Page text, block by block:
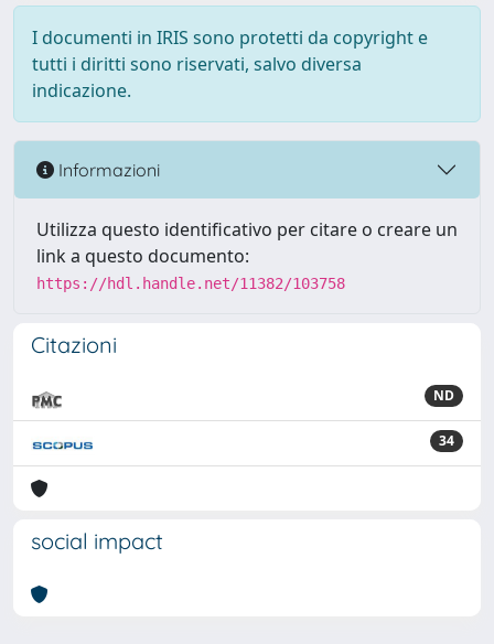
I documenti in IRIS sono protetti da copyright e
tutti i diritti sono riservati, salvo diversa
indicazione.
Informazioni
Utilizza questo identificativo per citare o creare un
link a questo documento:
https://hdl.handle.net/11382/103758
Citazioni
ND
34
social impact